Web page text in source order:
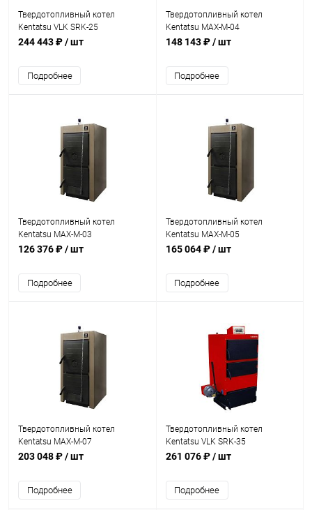
Твердотопливный котел
Kentatsu VLK SRK-25
244 443 ₽/ шт
Подробнее
Твердотопливный котел
Kentatsu MAX-M-04
148 143 ₽/ шт
Подробнее
Твердотопливный котел
Kentatsu MAX-M-03
126 376 ₽/ шт
Подробнее
Твердотопливный котел
Kentatsu MAX-M-05
165 064 ₽/ шт
Подробнее
Твердотопливный котел
Kentatsu MAX-M-07
203 048 ₽/ шт
Подробнее
Твердотопливный котел
Kentatsu VLK SRK-35
261 076 ₽/ шт
Подробнее